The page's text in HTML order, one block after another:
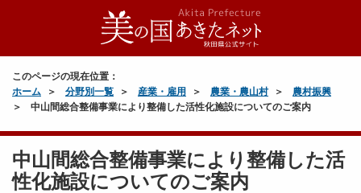
このページの現在位置：
ホーム
分野別一覧 産業・雇用 農業・農山村
農村振興
中山間総合整備事業により整備した活性化施設についてのご案内
中山間総合整備事業により整備した活
性化施設についてのご案内